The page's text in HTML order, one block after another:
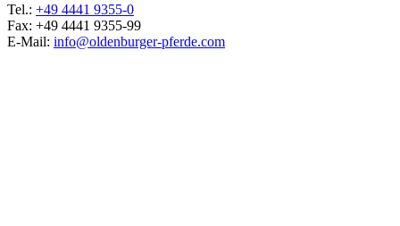
Tel.: +49 4441 9355-0
Fax: +49 4441 9355-99
E-Mail: info@oldenburger-pferde.com